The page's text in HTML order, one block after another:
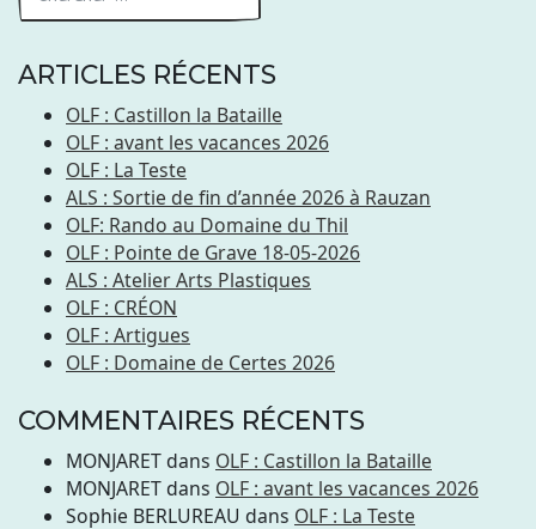
ARTICLES RÉCENTS
OLF : Castillon la Bataille
OLF : avant les vacances 2026
OLF : La Teste
ALS : Sortie de fin d’année 2026 à Rauzan
OLF: Rando au Domaine du Thil
OLF : Pointe de Grave 18-05-2026
ALS : Atelier Arts Plastiques
OLF : CRÉON
OLF : Artigues
OLF : Domaine de Certes 2026
COMMENTAIRES RÉCENTS
MONJARETdans OLF : Castillon la Bataille
MONJARETdans OLF : avant les vacances 2026
Sophie BERLUREAU dans OLF : La Teste